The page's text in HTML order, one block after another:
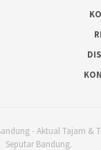
- Aktual Tajam &
Seputar Bandung.